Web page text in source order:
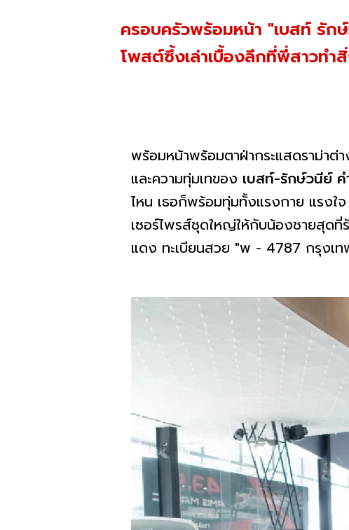
ครอบครัวพร้อมหน้า "เบสท์ รัก
โพสต์ซึ้งเล่าเบื้องลึกที่พี่สาวทำ
พร้อมหน้าพร้อมตาฝ่ากระแสดราม่าต่
และความทุ่มเทของ เบสท์-รักษ์วนีย์
ไหน เธอก็พร้อมทุ่มทั้งแรงกาย แรงใ
เซอร์ไพรส์ชุดใหญ่ให้กับน้องชายสุด
แดง ทะเบียนสวย "พ - 4787 กรุงเท